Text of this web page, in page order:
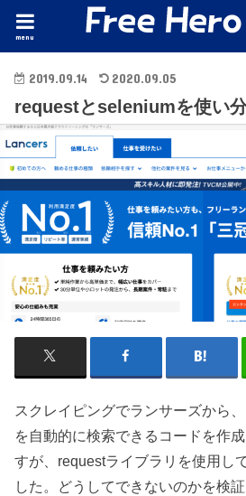
menu
2019.09.14 2020.09.05
requestとseleniumを使い
スクレイピングでランサーズから
を自動的に検索できるコードを作
すが、requestライブラリを使用し
した。どうしてできないのかを検証